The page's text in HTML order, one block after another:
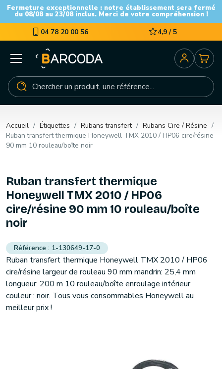
Fermeture exceptionnelle : notre établissement sera fermé
du 08/08 au 23/08 inclus. Merci de votre compréhension !
04 78 20 00 56 4,9 / 5
Accueil Étiquettes Rubans transfert
Rubans Cire / Résine
Ruban transfert thermique Honeywell TMX 2010 / HP06 cire/résine
90 mm 10 rouleau/boîte noir
Ruban transfert thermique
Honeywell TMX 2010 / HP06
cire/résine 90 mm 10 rouleau/boîte
noir
1-130649-17-0
Ruban transfert thermique Honeywell TMX 2010 / HP06
cire/résine largeur de rouleau 90 mm mandrin: 25,4 mm
longueur: 200 m 10 rouleau/boîte enroulage intérieur
couleur : noir. Tous vous consommables Honeywell au
meilleur prix !